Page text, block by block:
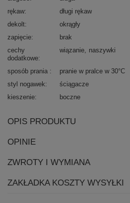
rękaw
długi rękaw
dekolt
okrągły
zapięcie
brak
cechy
dodatkowe
wiązanie naszywki
sposób prania
pranie w pralce w 30°C
styl nogawek
ściągacze
kieszenie
boczne
OPIS PRODUKTU
OPINIE
ZWROTY I WYMIANA
ZAKŁADKA KOSZTY WYSYŁKI